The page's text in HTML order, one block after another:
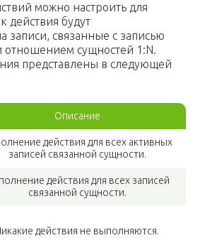
можно настроить для
действия будут
записи, связанные с записью
отношением сущностей 1:N.
представлены в следующей
Описание
действия для всех активных
записей связанной сущности.
действия для всех записей
связанной сущности.
действия не выполняются.